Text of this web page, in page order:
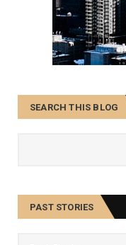
SEARCH THIS BLOG
PAST STORIES